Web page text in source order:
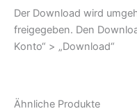
Der Download wird
freigegeben. Den
Konto“ > „Download“
Ähnliche Produkte